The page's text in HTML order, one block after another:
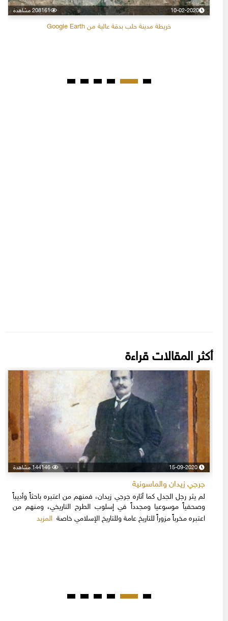
10-02-2020 208161 مشاهدة
خريطة مدينة حلب بدقة عالية من Google Earth
أكثر المقالات قراءة
15-09-2020 144146 مشاهدة
جرجي زيدان والماسونية
لم يثر رجل الجدل كما أثاره جرجي زيدان، فمنهم من اعتبره باحثاً وأديباً
وصحفياً موسوعيا ومجدداً في إسلوب الطرح التاريخي، ومنهم من
اعتبره مخرباً مزوراً للتاريخ عامة وللتاريخ الإسلامي خاصةالمزيد